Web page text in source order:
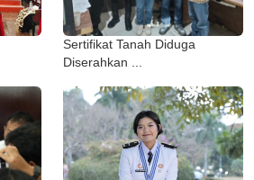
Sertifikat Tanah Diduga
Diserahkan ...